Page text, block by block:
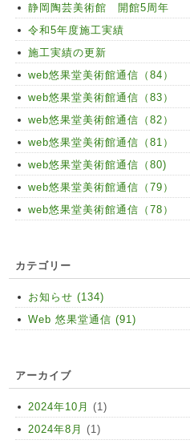
静岡陶芸美術館 開館5周年
令和5年度施工実績
施工実績の更新
web悠果堂美術館通信（84）
web悠果堂美術館通信（83）
web悠果堂美術館通信（82）
web悠果堂美術館通信（81）
web悠果堂美術館通信（80)
web悠果堂美術館通信（79）
web悠果堂美術館通信（78）
カテゴリー
お知らせ (134)
Web 悠果堂通信 (91)
アーカイブ
2024年10月 (1)
2024年8月 (1)